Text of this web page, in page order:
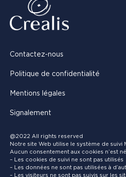
Contactez-nous
Politique de confidentialité
Mentions légales
Signalement
@2022 All rights reserved
Notre site Web utilise le système de suivi
Aucun consentement aux cookies n’est
– Les cookies de suivi ne sont pas utilisés
– Les données ne sont pas utilisées à
– Les visiteurs ne sont pas suivis sur les